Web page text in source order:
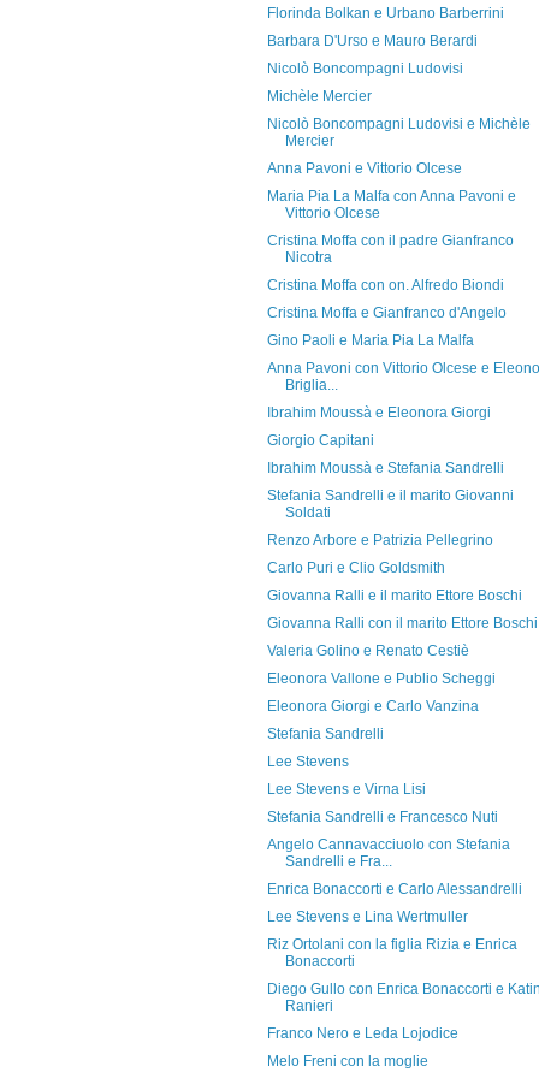
Florinda Bolkan e Urbano Barberrini
Barbara D'Urso e Mauro Berardi
Nicolò Boncompagni Ludovisi
Michèle Mercier
Nicolò Boncompagni Ludovisi e Michèle
Mercier
Anna Pavoni e Vittorio Olcese
Maria Pia La Malfa con Anna Pavoni e
Vittorio Olcese
Cristina Moffa con il padre Gianfranco
Nicotra
Cristina Moffa con on. Alfredo Biondi
Cristina Moffa e Gianfranco d'Angelo
Gino Paoli e Maria Pia La Malfa
Anna Pavoni con Vittorio Olcese e
Briglia...
Ibrahim Moussà e Eleonora Giorgi
Giorgio Capitani
Ibrahim Moussà e Stefania Sandrelli
Stefania Sandrelli e il marito Giovanni
Soldati
Renzo Arbore e Patrizia Pellegrino
Carlo Puri e Clio Goldsmith
Giovanna Ralli e il marito Ettore Boschi
Giovanna Ralli con il marito Ettore Boschi
Valeria Golino e Renato Cestiè
Eleonora Vallone e Publio Scheggi
Eleonora Giorgi e Carlo Vanzina
Stefania Sandrelli
Lee Stevens
Lee Stevens e Virna Lisi
Stefania Sandrelli e Francesco Nuti
Angelo Cannavacciuolo con Stefania
Sandrelli e Fra...
Enrica Bonaccorti e Carlo Alessandrelli
Lee Stevens e Lina Wertmuller
Riz Ortolani con la figlia Rizia e Enrica
Bonaccorti
Diego Gullo con Enrica Bonaccorti e
Ranieri
Franco Nero e Leda Lojodice
Melo Freni con la moglie